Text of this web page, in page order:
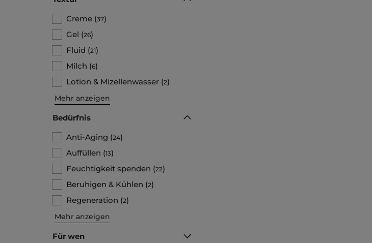
Creme (37)
Gel (26)
Fluid (21)
Milch (6)
Lotion & Mizellenwasser (2)
Mehr anzeigen
Bedürfnis
Anti-Aging (24)
Auffüllen (13)
Feuchtigkeit spenden (22)
Beruhigen & Kühlen (2)
Regeneration (2)
Mehr anzeigen
Für wen